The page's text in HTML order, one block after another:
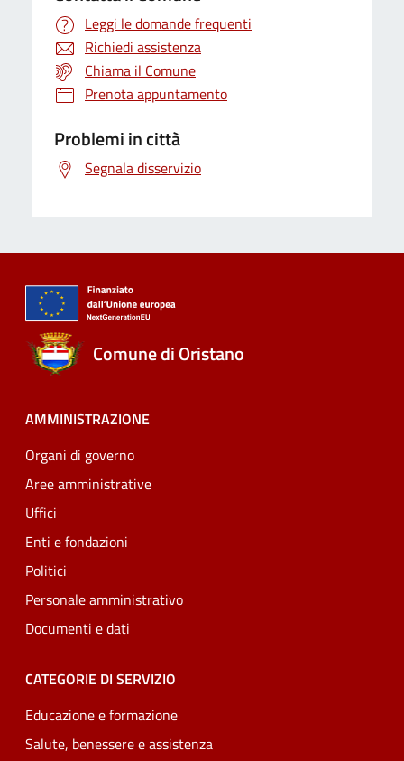
Leggi le domande frequenti
Richiedi assistenza
Chiama il Comune
Prenota appuntamento
Problemi in città
Segnala disservizio
Comune di Oristano
AMMINISTRAZIONE
Organi di governo
Aree amministrative
Uffici
Enti e fondazioni
Politici
Personale amministrativo
Documenti e dati
CATEGORIE DI SERVIZIO
Educazione e formazione
Salute, benessere e assistenza